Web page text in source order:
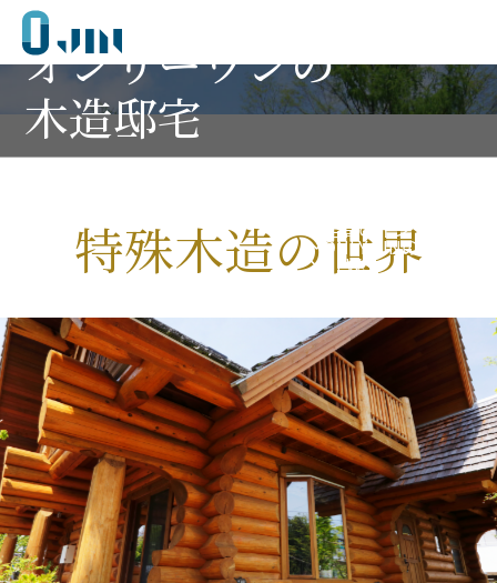
JIN
オンリーワンの
木造邸宅
至高のインテリア
ONLY JINのあゆみ
NEWS
会社概要
特殊木造の世界